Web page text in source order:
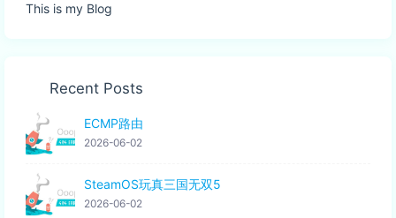
This is my Blog
Recent Posts
ECMP路由
2026-06-02
SteamOS玩真三国无双5
2026-06-02